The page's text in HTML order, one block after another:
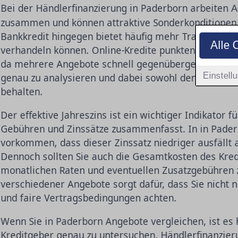
Alle
Bei der Händlerfinanzierung in Paderborn arbeiten
zusammen und können attraktive
Bankkredit hingegen bietet häufig mehr
verhandeln können. Online-Kredite punkten meist
da mehrere Angebote schnell gegenübergestellt
genau zu analysieren und dabei sowohl den
behalten.
Der effektive Jahreszins ist ein wichtiger Indikator
Gebühren und Zinssätze zusammenfasst. In in
vorkommen, dass dieser Zinssatz niedriger
Dennoch sollten Sie auch die Gesamtkosten des
monatlichen Raten und eventuellen
verschiedener Angebote sorgt dafür, dass Sie
und faire Vertragsbedingungen achten.
Wenn Sie in Paderborn Angebote vergleichen, ist
Kreditgeber genau zu untersuchen.